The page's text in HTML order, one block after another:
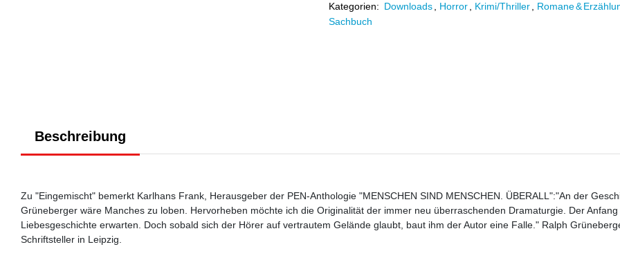
Kategorien: Downloads Horror Krimi/Thriller Romane &
Sachbuch
Beschreibung
Zu "Eingemischt" bemerkt Karlhans Frank, Herausgeber der PEN-Anthologie "MENSCHEN SIND MENSCHEN. ÜBERALL":"An der
Grüneberger wäre Manches zu loben. Hervorheben möchte ich die Originalität der immer neu überraschenden Dramaturgie. Der
Liebesgeschichte erwarten. Doch sobald sich der Hörer auf vertrautem Gelände glaubt, baut ihm der Autor eine Falle." Ralph
Schriftsteller in Leipzig.